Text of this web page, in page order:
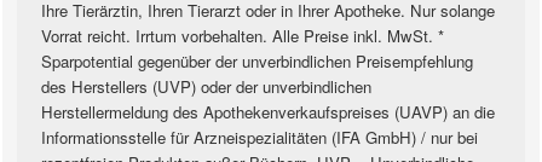
Ihre Tierärztin, Ihren Tierarzt oder in Ihrer Apotheke. Nur solange
Vorrat reicht. Irrtum vorbehalten. Alle Preise inkl. MwSt. *
Sparpotential gegenüber der unverbindlichen Preisempfehlung
des Herstellers (UVP) oder der unverbindlichen
Herstellermeldung des Apothekenverkaufspreises (UAVP) an die
Informationsstelle für Arzneispezialitäten (IFA GmbH) / nur bei